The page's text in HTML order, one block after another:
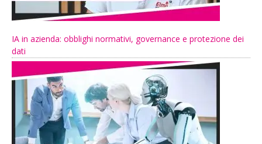
IA in azienda: obblighi normativi, governance e protezione dei
dati